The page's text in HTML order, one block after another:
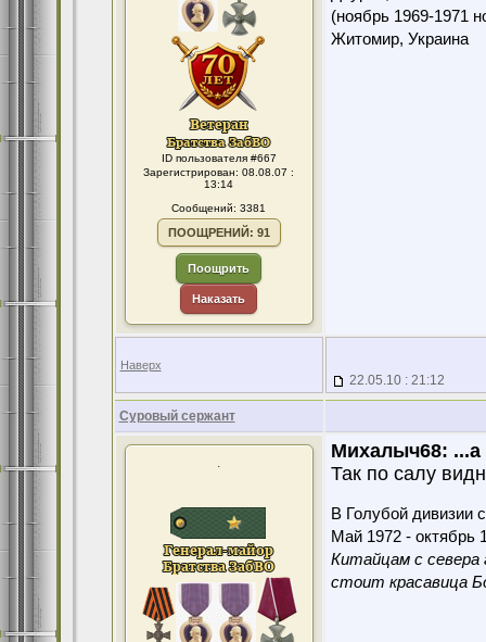
ID пользователя #667
Зарегистрирован: 08.08.07 :
13:14
Сообщений: 3381
ПООЩРЕНИЙ: 91
Поощрить
Наказать
(ноябрь 1969-1971
Житомир, Украина
Наверх
22.05.10 : 21:12
Суровый сержант
.
Михалыч68:
Так по салу
В Голубой дивизии
Май 1972 - октябрь
Китайцам с севера
стоит красавица